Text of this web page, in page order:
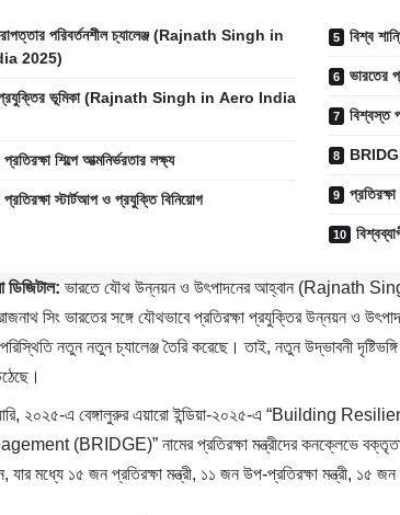
পরিবর্তনশীল চ্যালেঞ্জ (Rajnath Singh in
2025)
ভূমিকা (Rajnath Singh in Aero India
শিল্পে আত্মনির্ভরতার লক্ষ্য
স্টার্টআপ ও প্রযুক্তি বিনিয়োগ
বিশ্ব
ভারতের
বিশ্বস্ত
ডিজিটাল: ভারতে যৌথ উন্নয়ন ও উৎপাদনের আহ্বান (Rajnath
রাজনাথ সিং ভারতের সঙ্গে যৌথভাবে প্রতিরক্ষা প্রযুক্তির উন্নয়ন ও
পরিস্থিতি নতুন নতুন চ্যালেঞ্জ তৈরি করেছে। তাই, নতুন উদ্ভাবনী
২০২৫-এ বেঙ্গালুরুর এয়ারো ইন্ডিয়া-২০২৫-এ “Building
(BRIDGE)” নামের প্রতিরক্ষা মন্ত্রীদের কনক্লেভে বক্তৃতা
মধ্যে ১৫ জন প্রতিরক্ষা মন্ত্রী, ১১ জন উপ-প্রতিরক্ষা মন্ত্রী, ১৫ জন